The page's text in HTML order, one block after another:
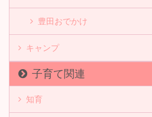
豊田おでかけ
キャンプ
子育て関連
知育